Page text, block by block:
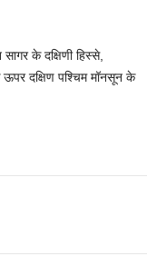
के दक्षिणी हिस्‍से,
ऊपर दक्षिण पश्चिम मॉनसून के